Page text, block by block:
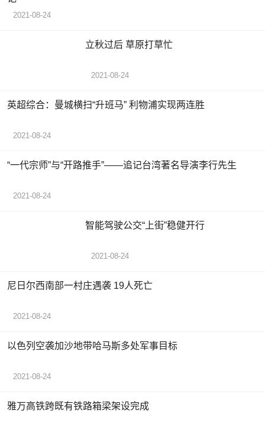
2021-08-24
立秋过后 草原打草忙
2021-08-24
英超综合：曼城横扫“升班马” 利物浦实现两连胜
2021-08-24
“一代宗师”与“开路推手”——追记台湾著名导演李行先生
2021-08-24
智能驾驶公交“上街”稳健开行
2021-08-24
尼日尔西南部一村庄遇袭 19人死亡
2021-08-24
以色列空袭加沙地带哈马斯多处军事目标
2021-08-24
雅万高铁跨既有铁路箱梁架设完成